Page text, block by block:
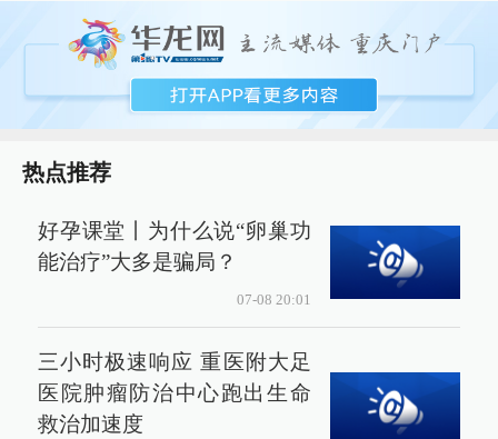
热点推荐
好孕课堂丨为什么说“卵巢功
能治疗”大多是骗局？
07-08 20:01
三小时极速响应 重医附大足
医院肿瘤防治中心跑出生命
救治加速度